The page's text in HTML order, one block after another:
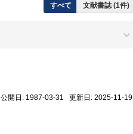
すべて 文献書誌 (1件)
公開日: 1987-03-31 更新日: 2025-11-19